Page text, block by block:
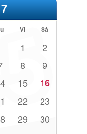
Vi Sá
1 2
8 9
15 16
22 23
29 30